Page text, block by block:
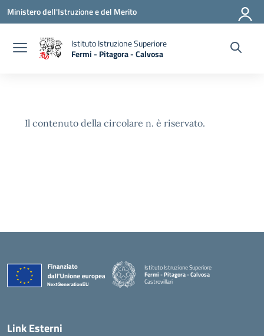
Vai ai contenuti
Vai al menu di navigazione
Vai al footer
Ministero dell'Istruzione e del Merito
Istituto Istruzione Superiore
Fermi - Pitagora - Calvosa
— Visita la pagina iniziale della scuola
Il contenuto della circolare n. è riservato.
Istituto Istruzione Superiore
Fermi - Pitagora - Calvosa
Castrovillari
Link Esterni